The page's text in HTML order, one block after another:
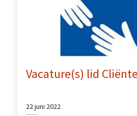
Vacature(s) lid
22 juni 2022